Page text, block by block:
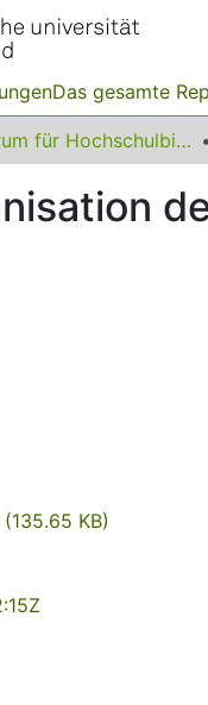
Das gesamte
Zentrum für Hochschulbildung (zhb)
(135.65 KB)